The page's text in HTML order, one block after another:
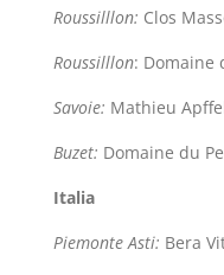
Roussilllon: Clos
Roussilllon: Domaine
Savoie: Mathieu
Buzet: Domaine du
Italia
Piemonte Asti: Bera